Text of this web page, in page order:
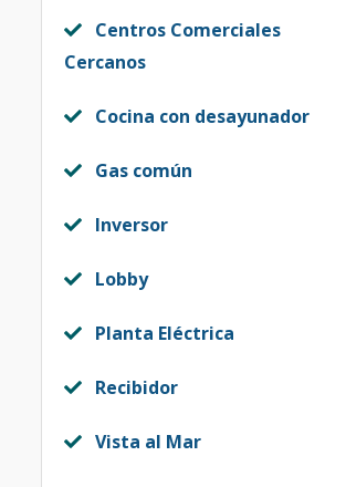
Centros Comerciales
Cercanos
Cocina con desayunador
Gas común
Inversor
Lobby
Planta Eléctrica
Recibidor
Vista al Mar